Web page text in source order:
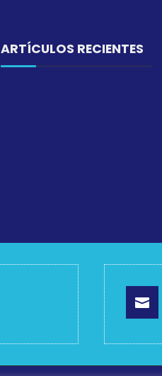
ARTÍCULOS RECIENTES
